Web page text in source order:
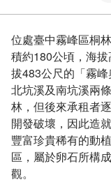
位處臺中霧峰區桐
積約180公頃，海
拔483公尺的「霧
北坑溪及南坑溪兩
林，但後來承租者
開發破壞，因此造
豐富珍貴稀有的動
區，屬於卵石所構
觀。